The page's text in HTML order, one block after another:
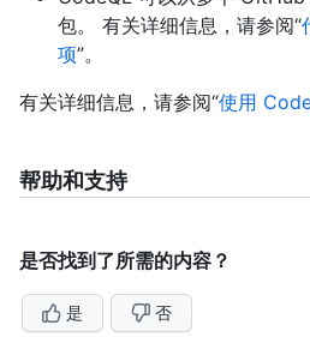
包。 有关详细信息，请参阅“
项”。
有关详细信息，请参阅“使用
帮助和支持
是否找到了所需的内容？
是 否